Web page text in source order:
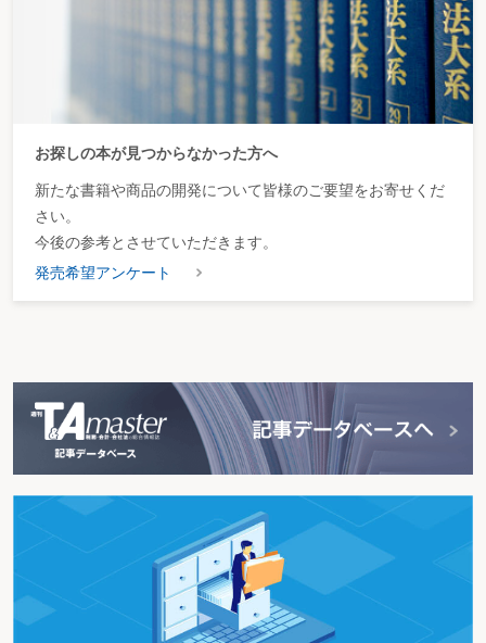
お探しの本が見つからなかった方へ
新たな書籍や商品の開発について皆様のご要望をお寄せくだ
さい。
今後の参考とさせていただきます。
発売希望アンケート